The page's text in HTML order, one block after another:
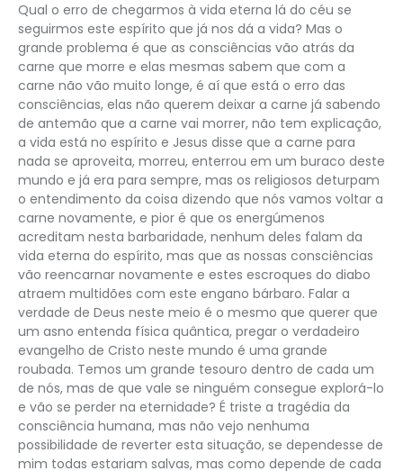
Qual o erro de chegarmos à vida eterna lá do céu se
seguirmos este espírito que já nos dá a vida? Mas o
grande problema é que as consciências vão atrás da
carne que morre e elas mesmas sabem que com a
carne não vão muito longe, é aí que está o erro das
consciências, elas não querem deixar a carne já sabendo
de antemão que a carne vai morrer, não tem explicação,
a vida está no espírito e Jesus disse que a carne para
nada se aproveita, morreu, enterrou em um buraco deste
mundo e já era para sempre, mas os religiosos deturpam
o entendimento da coisa dizendo que nós vamos voltar a
carne novamente, e pior é que os energúmenos
acreditam nesta barbaridade, nenhum deles falam da
vida eterna do espírito, mas que as nossas consciências
vão reencarnar novamente e estes escroques do diabo
atraem multidões com este engano bárbaro. Falar a
verdade de Deus neste meio é o mesmo que querer que
um asno entenda física quântica, pregar o verdadeiro
evangelho de Cristo neste mundo é uma grande
roubada. Temos um grande tesouro dentro de cada um
de nós, mas de que vale se ninguém consegue explorá-lo
e vão se perder na eternidade? É triste a tragédia da
consciência humana, mas não vejo nenhuma
possibilidade de reverter esta situação, se dependesse de
mim todas estariam salvas, mas como depende de cada